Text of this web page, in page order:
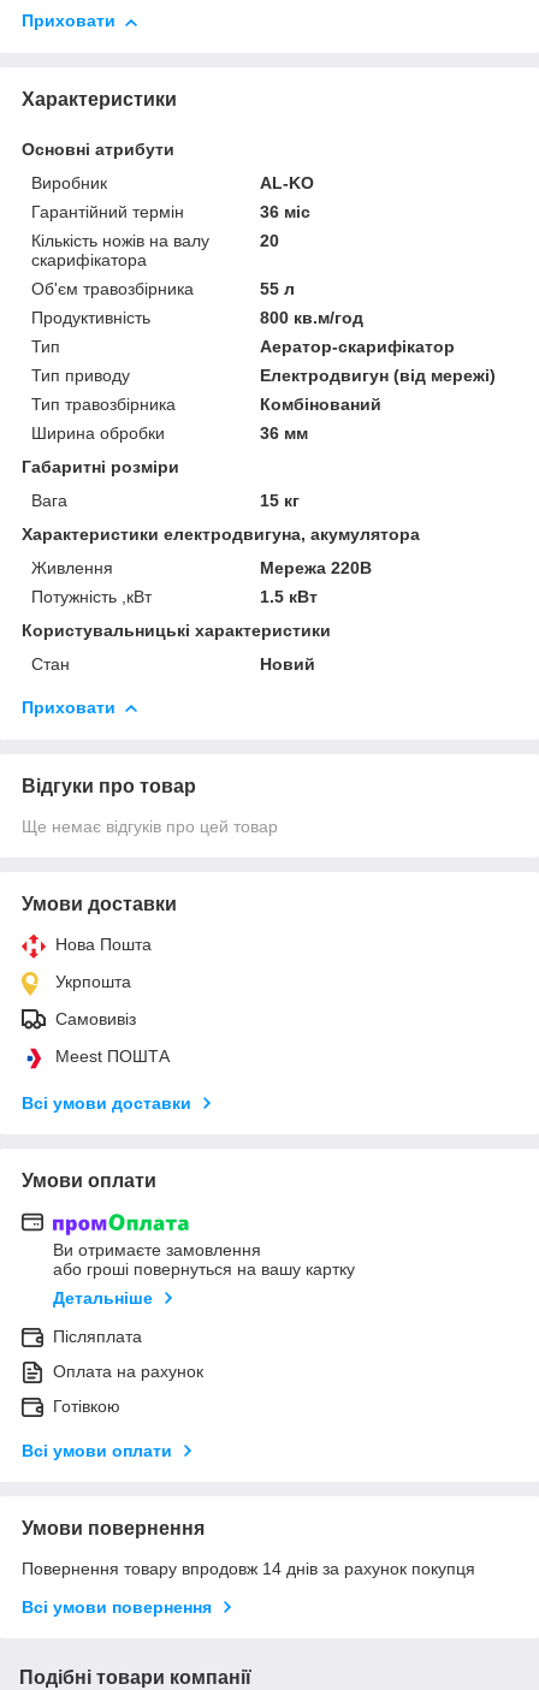
Приховати
Характеристики
Основні атрибути
Виробник
AL-KO
Гарантійний термін
36 міс
Кількість ножів на валу
скарифікатора
20
Об'єм травозбірника
55 л
Продуктивність
800 кв.м/год
Тип
Аератор-скарифікатор
Тип приводу
Електродвигун (від мережі)
Тип травозбірника
Комбінований
Ширина обробки
36 мм
Габаритні розміри
Вага
15 кг
Характеристики електродвигуна, акумулятора
Живлення
Мережа 220В
Потужність ,кВт
1.5 кВт
Користувальницькі характеристики
Стан
Новий
Приховати
Відгуки про товар
Ще немає відгуків про цей товар
Умови доставки
Нова Пошта
Укрпошта
Самовивіз
Meest ПОШТА
Всі умови доставки
Умови оплати
Ви отримаєте замовлення
або гроші повернуться на вашу картку
Детальніше
Післяплата
Оплата на рахунок
Готівкою
Всі умови оплати
Умови повернення
Повернення товару впродовж 14 днів за рахунок покупця
Всі умови повернення
Подібні товари компанії